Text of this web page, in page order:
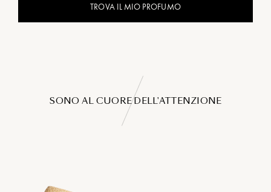
TROVA IL MIO PROFUMO
SONO AL CUORE DELL'ATTENZIONE